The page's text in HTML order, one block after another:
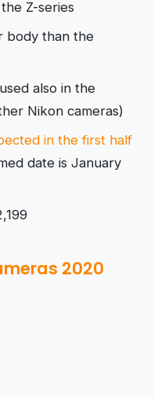
Z-series
body than the
also in the
Nikon cameras)
in the first half
date is January
2020